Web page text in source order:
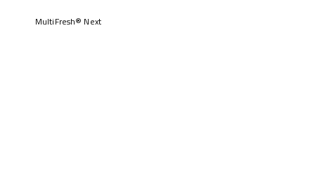
MultiFresh® Next